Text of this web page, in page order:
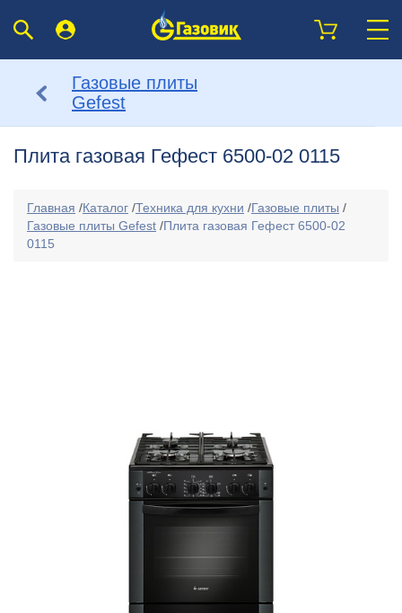
Газовые плиты
Gefest
Плита газовая Гефест 6500-02 0115
Главная /Каталог /Техника для кухни /Газовые плиты /
Газовые плиты Gefest /Плита газовая Гефест 6500-02
0115